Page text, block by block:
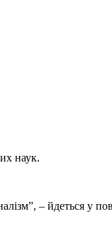
наук.
– йдеться у